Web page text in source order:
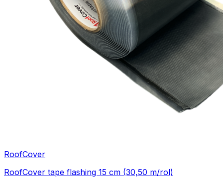
RoofCover
RoofCover tape flashing 15 cm (30,50 m/rol)